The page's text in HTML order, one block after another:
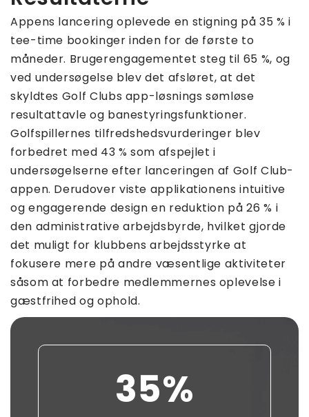
Appens lancering oplevede en stigning på 35 % i
tee-time bookinger inden for de første to
måneder. Brugerengagementet steg til 65 %, og
ved undersøgelse blev det afsløret, at det
skyldtes Golf Clubs app-løsnings sømløse
resultattavle og banestyringsfunktioner.
Golfspillernes tilfredshedsvurderinger blev
forbedret med 43 % som afspejlet i
undersøgelserne efter lanceringen af ​​Golf Club-
appen. Derudover viste applikationens intuitive
og engagerende design en reduktion på 26 % i
den administrative arbejdsbyrde, hvilket gjorde
det muligt for klubbens arbejdsstyrke at
fokusere mere på andre væsentlige aktiviteter
såsom at forbedre medlemmernes oplevelse i
gæstfrihed og ophold.
35%